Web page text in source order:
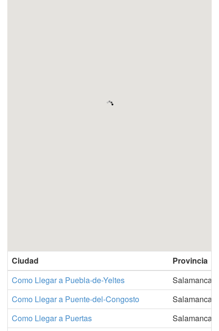
Ciudad
Provincia
Como Llegar a Puebla-de-Yeltes
Salamanca
Como Llegar a Puente-del-Congosto
Salamanca
Como Llegar a Puertas
Salamanca